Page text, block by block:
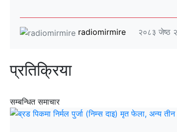
radiomirmire २०८३ जेष्ठ
प्रतिक्रिया
सम्बन्धित समाचार